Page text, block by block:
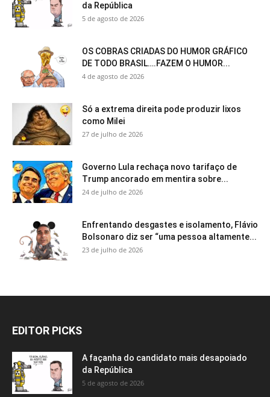
da República
5 de agosto de 2026
OS COBRAS CRIADAS DO HUMOR GRÁFICO
DE TODO BRASIL….FAZEM O HUMOR...
4 de agosto de 2026
Só a extrema direita pode produzir lixos
como Milei
27 de julho de 2026
Governo Lula rechaça novo tarifaço de
Trump ancorado em mentira sobre...
24 de julho de 2026
Enfrentando desgastes e isolamento, Flávio
Bolsonaro diz ser “uma pessoa altamente...
23 de julho de 2026
EDITOR PICKS
A façanha do candidato mais desapoiado
da República
5 de agosto de 2026